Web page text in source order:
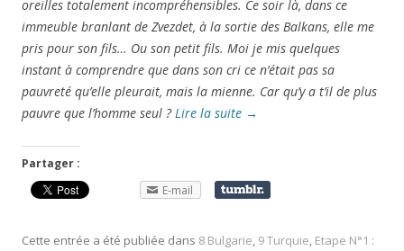
oreilles totalement incompréhensibles. Ce soir là, dans ce
immeuble branlant de Zvezdet, à la sortie des Balkans, elle me
pris pour son fils… Ou son petit fils. Moi je mis quelques
instant à comprendre que dans son cri ce n’était pas sa
pauvreté qu’elle pleurait, mais la mienne. Car qu’y a t’il de plus
pauvre que l’homme seul ?Lire la suite →
Partager :
E-mail
Cette entrée a été publiée dans 8 Bulgarie, 9 Turquie, Etape N°1 :